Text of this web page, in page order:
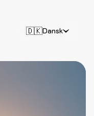
🇩🇰Dansk